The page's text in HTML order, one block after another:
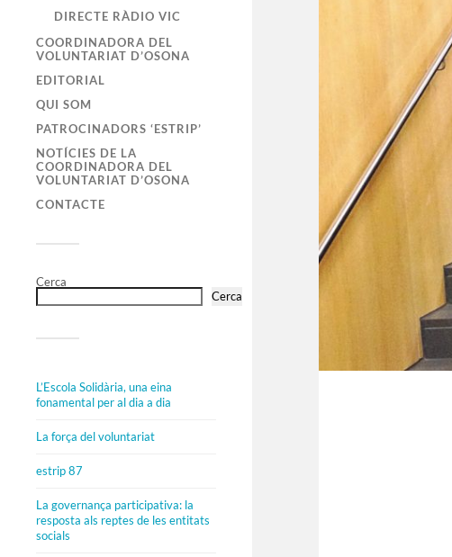
DIRECTE RÀDIO VIC
COORDINADORA DEL
VOLUNTARIAT D’OSONA
EDITORIAL
QUI SOM
PATROCINADORS ‘ESTRIP’
NOTÍCIES DE LA
COORDINADORA DEL
VOLUNTARIAT D’OSONA
CONTACTE
Cerca
Cerca
L’Escola Solidària, una eina
fonamental per al dia a dia
La força del voluntariat
estrip 87
La governança participativa: la
resposta als reptes de les entitats
socials